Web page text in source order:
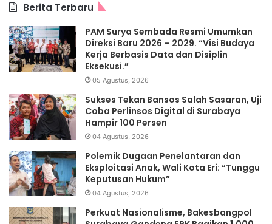
Berita Terbaru
PAM Surya Sembada Resmi Umumkan
Direksi Baru 2026 – 2029. “Visi Budaya
Kerja Berbasis Data dan Disiplin
Eksekusi.”
05 Agustus, 2026
Sukses Tekan Bansos Salah Sasaran, Uji
Coba Perlinsos Digital di Surabaya
Hampir 100 Persen
04 Agustus, 2026
Polemik Dugaan Penelantaran dan
Eksploitasi Anak, Wali Kota Eri: “Tunggu
Keputusan Hukum”
04 Agustus, 2026
Perkuat Nasionalisme, Bakesbangpol